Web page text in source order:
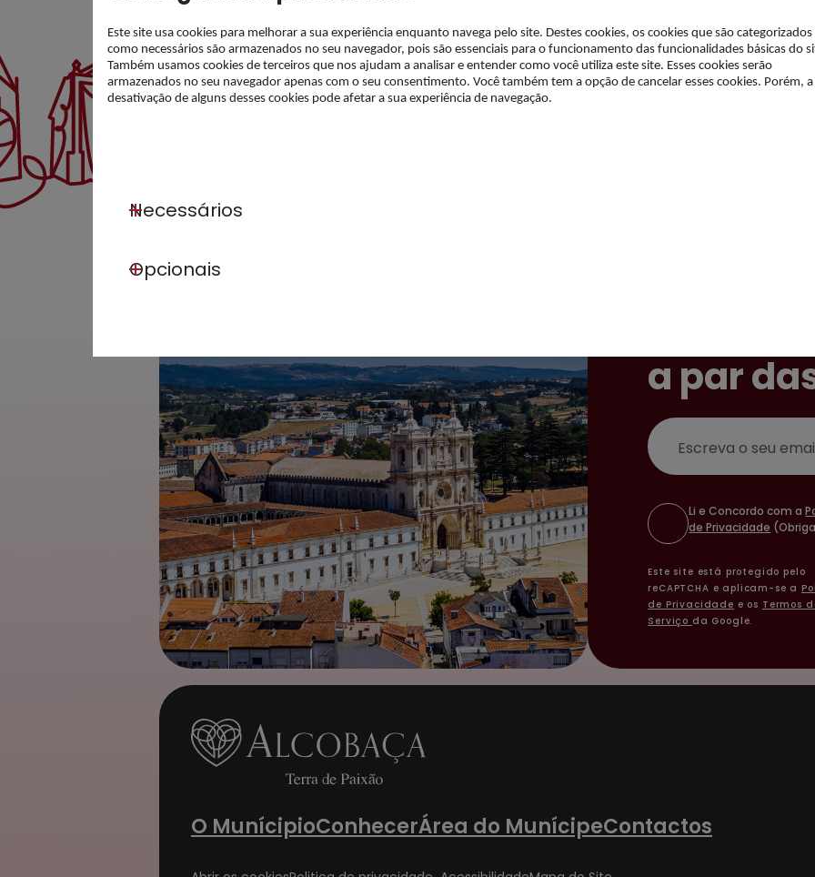
a par
Email
Li e Concordo com a
de Privacidade
Este site está protegido pelo
reCAPTCHA e aplicam-se a
de Privacidade e os Termos
Serviço da Google.
O MunícipioConhecerÁrea do MunícipeContactos
Este site usa cookies para melhorar a sua experiência enquanto navega pelo site. Destes cookies, os cookies que são categorizados
como necessários são armazenados no seu navegador, pois são essenciais para o funcionamento das funcionalidades básicas do
Também usamos cookies de terceiros que nos ajudam a analisar e entender como você utiliza este site. Esses cookies serão
armazenados no seu navegador apenas com o seu consentimento. Você também tem a opção de cancelar esses cookies. Porém, a
desativação de alguns desses cookies pode afetar a sua experiência de navegação.
Necessários
Opcionais